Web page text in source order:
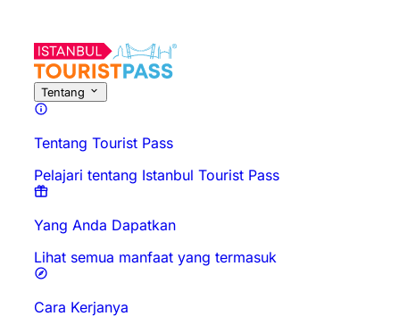
Tentang
Tentang Tourist Pass
Pelajari tentang Istanbul Tourist Pass
Yang Anda Dapatkan
Lihat semua manfaat yang termasuk
Cara Kerjanya